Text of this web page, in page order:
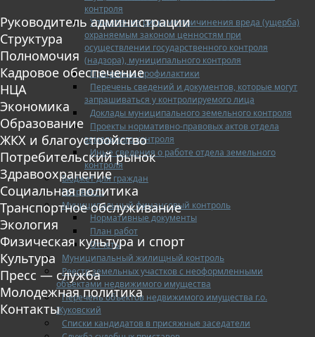
контроля
Управление рисками причинения вреда (ущерба)
охраняемым законом ценностям при
осуществлении государственного контроля
(надзора), муниципального контроля
Программа профилактики
Перечень сведений и документов, которые могут
запрашиваться у контролируемого лица
Доклады муниципального земельного контроля
Проекты нормативно-правовых актов отдела
земельного контроля
Иные сведения о работе отдела земельного
контроля
Бюджет для граждан
Росреестр
Муниципальный финансовый контроль
Нормативные документы
План работ
Отчеты
Муниципальный жилищный контроль
Реестр земельных участков с неоформленными
объектами недвижимого имущества
Перечень объектов недвижимого имущества г.о.
Жуковский
Списки кандидатов в присяжные заседатели
Руководитель администрации
Структура
Полномочия
Кадровое обеспечение
НЦА
Экономика
Образование
ЖКХ и благоустройство
Потребительский рынок
Здравоохранение
Социальная политика
Транспортное обслуживание
Экология
Физическая культура и спорт
Культура
Пресс — служба
Молодежная политика
Контакты